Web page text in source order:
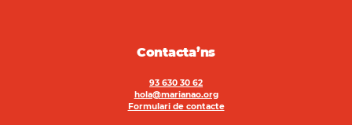
Contacta’ns
93 630 30 62
hola@marianao.org
Formulari de contacte